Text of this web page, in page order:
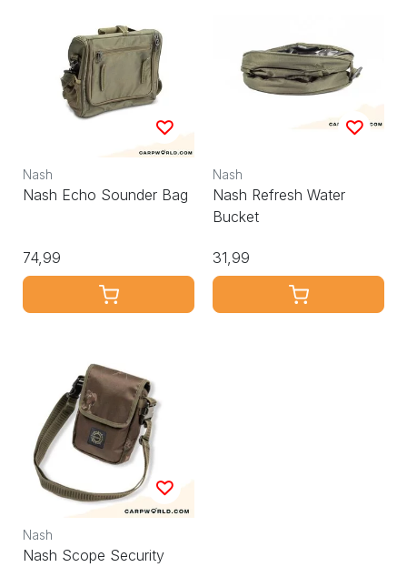
Nash
Nash Echo Sounder Bag
74,99
Nash
Nash Refresh Water
Bucket
31,99
Nash
Nash Scope Security